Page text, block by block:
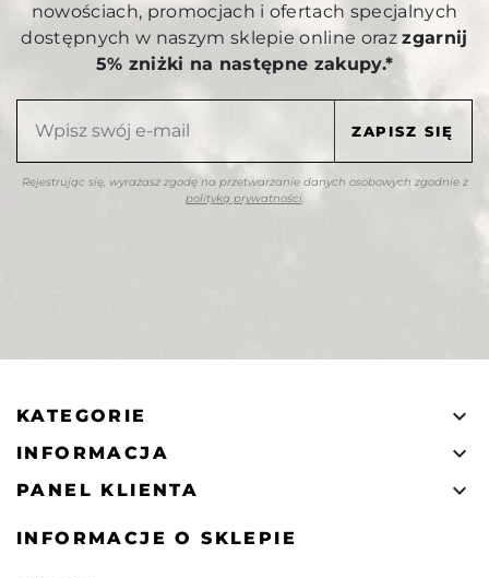
nowościach, promocjach i ofertach specjalnych
dostępnych w naszym sklepie online orazzgarnij
5% zniżki na następne zakupy.*
Rejestrując się, wyrażasz zgodę na przetwarzanie danych osobowych zgodnie z
polityką prywatności.
KATEGORIE 
INFORMACJA 
PANEL KLIENTA 
INFORMACJE O SKLEPIE